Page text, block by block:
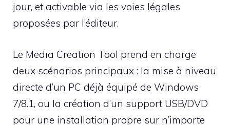
jour, et activable via les voies légales
proposées par l’éditeur.
Le Media Creation Tool prend en charge
deux scénarios principaux : la mise à niveau
directe d’un PC déjà équipé de Windows
7/8.1, ou la création d’un support USB/DVD
pour une installation propre sur n’importe